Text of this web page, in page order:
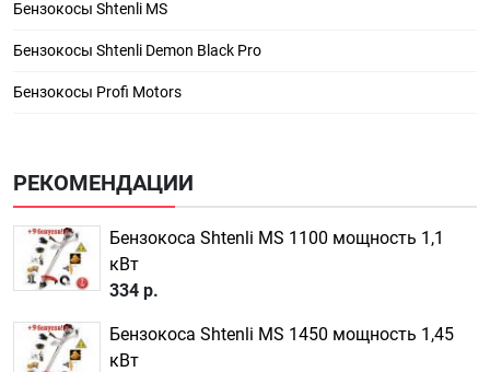
Бензокосы Shtenli MS
Бензокосы Shtenli Demon Black Pro
Бензокосы Profi Motors
РЕКОМЕНДАЦИИ
Бензокоса Shtenli MS 1100 мощность 1,1
кВт
334 р.
Бензокоса Shtenli MS 1450 мощность 1,45
кВт